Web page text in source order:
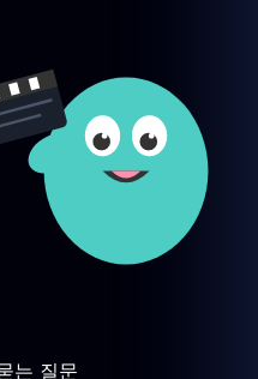
는 질문